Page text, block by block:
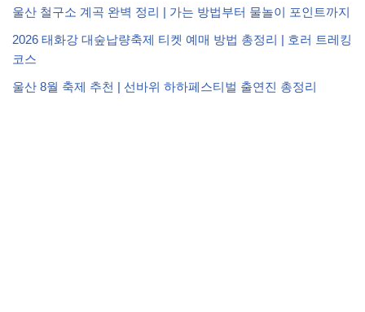
울산 철구소 계곡 완벽 정리 | 가는 방법부터 물놀이 포인트까지
2026 태화강 대숲납량축제 티켓 예매 방법 총정리 | 호러 트레킹
코스
울산 8월 축제 추천 | 선바위 하하페스티벌 출연진 총정리